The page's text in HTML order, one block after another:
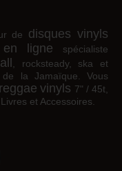
de disques vinyls
en ligne spécialiste
, rocksteady, ska et
la Jamaïque. Vous
reggae vinyls 7" / 45t,
et Accessoires.